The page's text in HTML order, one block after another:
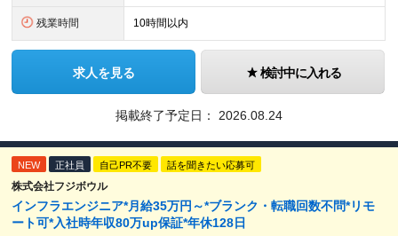
残業時間 10時間以内
求人を見る 検討中に入れる
掲載終了予定日： 2026.08.24
NEW 正社員 自己PR不要 話を聞きたい応募可
株式会社フジボウル
インフラエンジニア*月給35万円～*ブランク・転職回数不問*リモ
ート可*入社時年収80万up保証*年休128日